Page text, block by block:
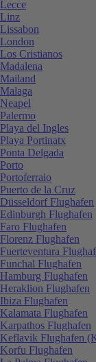
Lecce
Linz
Lissabon
London
Los Cristianos
Madalena
Mailand
Malaga
Neapel
Palermo
Playa del Ingles
Playa Portinatx
Ponta Delgada
Porto
Portoferraio
Puerto de la Cruz
Düsseldorf Flughafen
Edinburgh Flughafen
Faro Flughafen
Florenz Flughafen
Fuerteventura
Funchal Flughafen
Hamburg Flughafen
Heraklion Flughafen
Ibiza Flughafen
Kalamata Flughafen
Karpathos Flughafen
Keflavik Flughafen
Korfu Flughafen